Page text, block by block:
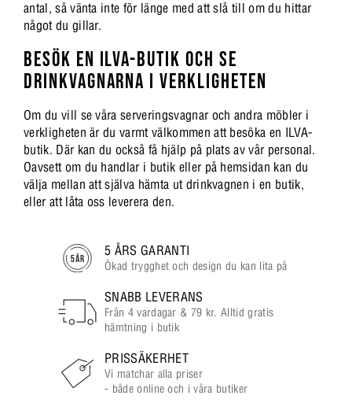
antal, så vänta inte för länge med att slå till om du hittar
något du gillar.
BESÖK EN ILVA-BUTIK OCH SE
DRINKVAGNARNA I VERKLIGHETEN
Om du vill se våra serveringsvagnar och andra möbler i
verkligheten är du varmt välkommen att besöka en ILVA-
butik. Där kan du också få hjälp på plats av vår personal.
Oavsett om du handlar i butik eller på hemsidan kan du
välja mellan att själva hämta ut drinkvagnen i en butik,
eller att låta oss leverera den.
5 ÅRS GARANTI
Ökad trygghet och design du kan lita på
SNABB LEVERANS
Från 4 vardagar & 79 kr. Alltid gratis
hämtning i butik
PRISSÄKERHET
Vi matchar alla priser
- både online och i våra butiker